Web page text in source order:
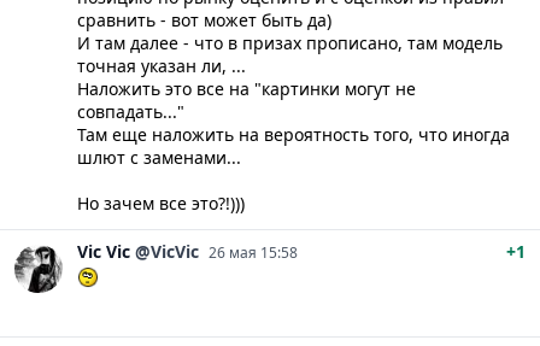
сравнить - вот может быть да)
И там далее - что в призах прописано, там модель
точная указан ли, ...
Наложить это все на "картинки могут не
совпадать..."
Там еще наложить на вероятность того, что иногда
шлют с заменами...
Но зачем все это?!)))
Vic Vic @VicVic 26 мая 15:58 +1